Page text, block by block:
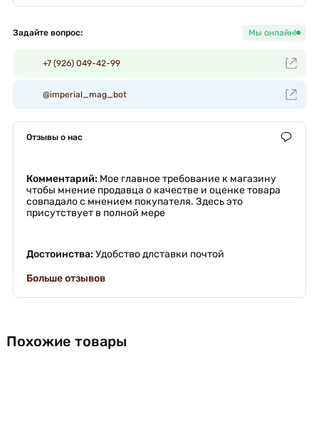
Задайте вопрос: Мы онлайн!
+7 (926) 049-42-99
@imperial_mag_bot
Отзывы о нас
Комментарий: Мое главное требование к магазину
чтобы мнение продавца о качестве и оценке товара
совпадало с мнением покупателя. Здесь это
присутствует в полной мере
Достоинства: Удобство длставки почтой
Больше отзывов
Похожие товары